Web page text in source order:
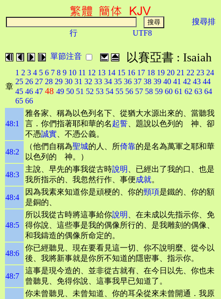
搜尋排
行
UTF8
單節注音 以賽亞書 : Isaiah
章
1 2 3 4 5 6 7 8 9 10 11 12 13 14 15 16 17 18 19 20 21 22 23 24
25 26 27 28 29 30 31 32 33 34 35 36 37 38 39 40 41 42 43 44
45 46 47 48 49 50 51 52 53 54 55 56 57 58 59 60 61 62 63 64
65 66
48:1
雅各家、稱為以色列名下、從猶大水源出來的、當聽我
言．你們指著耶和華的名起誓 、題說以色列的 神、卻
不憑誠實 、不憑公義。
48:2
（他們自稱為聖城的人、所倚靠的是名為萬軍之耶和華
以色列的 神。）
48:3
主說、早先的事我從古時說明
、已經出了我的口、也是
我所指示的、我忽然行作、事便成就。
48:4
因為我素來知道你是頑梗的、你的頸項是鐵的、你的額
是銅的、
48:5
所以我從古時將這事給你說明
、在未成以先指示你、免
得你說、這些事是我的偶像所行的、是我雕刻的偶像、
和我鑄造的偶像所命定的。
48:6
你已經聽見、現在要看見這一切、你不說明麼、從今以
後、我將新事就是你所不知道的隱密事、指示你。
48:7
這事是現今造的、並非從古就有、在今日以先、你也未
曾聽見、免得你說、這事我早已知道了。
你未曾聽見、未曾知道、你的耳朵從來未曾開通．我原